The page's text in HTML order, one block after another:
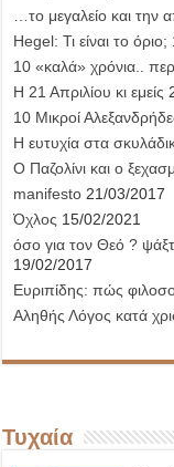
…το μεγαλείο και την
Hegel: Τι είναι το όριο;
10 «καλά» χρόνια..
Η 21 Απριλίου κι εμείς
10 Μικροί
Η ευτυχία στα
Ο Παζολίνι και ο
manifesto 21/03/2017
Όχλος 15/02/2021
όσο για τον Θεό ?
19/02/2017
Ευριπίδης: πώς
Αληθής Λόγος κατά
Τυχαία